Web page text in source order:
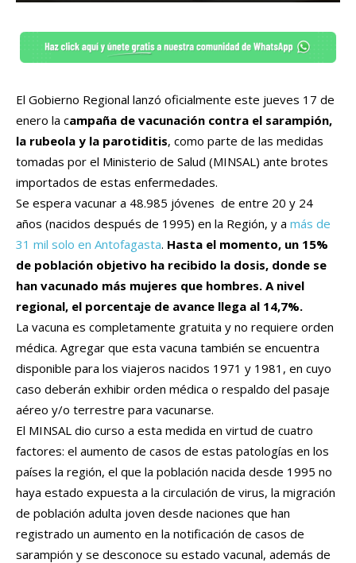
El Gobierno Regional lanzó oficialmente este jueves 17 de
enero la campaña de vacunación contra el sarampión,
la rubeola y la parotiditis, como parte de las medidas
tomadas por el Ministerio de Salud (MINSAL) ante brotes
importados de estas enfermedades.
Se espera vacunar a 48.985 jóvenes de entre 20 y 24
años (nacidos después de 1995) en la Región, y a más de
31 mil solo en Antofagasta. Hasta el momento, un 15%
de población objetivo ha recibido la dosis, donde se
han vacunado más mujeres que hombres. A nivel
regional, el porcentaje de avance llega al 14,7%.
La vacuna es completamente gratuita y no requiere orden
médica. Agregar que esta vacuna también se encuentra
disponible para los viajeros nacidos 1971 y 1981, en cuyo
caso deberán exhibir orden médica o respaldo del pasaje
aéreo y/o terrestre para vacunarse.
El MINSAL dio curso a esta medida en virtud de cuatro
factores: el aumento de casos de estas patologías en los
países la región, el que la población nacida desde 1995 no
haya estado expuesta a la circulación de virus, la migración
de población adulta joven desde naciones que han
registrado un aumento en la notificación de casos de
sarampión y se desconoce su estado vacunal, además de